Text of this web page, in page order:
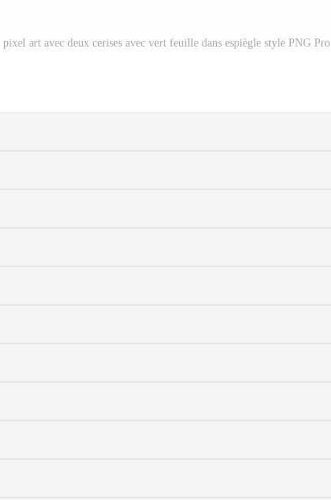
pixel art avec deux cerises avec vert feuille dans espiègle style PNG Pro